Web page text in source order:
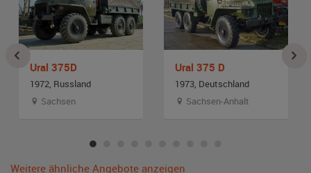
Ural 375D
1972, Russland
Sachsen
Ural 375 D
1973, Deutschland
Sachsen-Anhalt
Weitere ähnliche Angebote anzeigen